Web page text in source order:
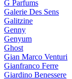
G Parfums
Galerie Des Sens
Galitzine
Genny
Genyum
Ghost
Gian Marco Venturi
Gianfranco Ferre
Giardino Benessere